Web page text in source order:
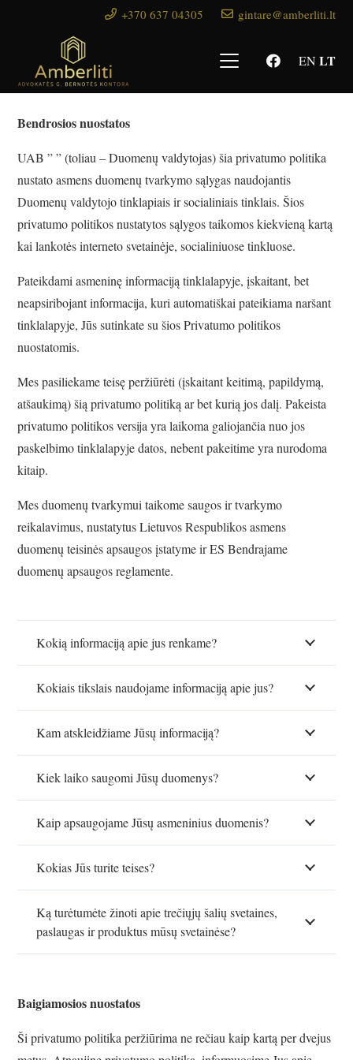
+370 637 04305 gintare@amberliti.lt
EN LT
Bendrosios nuostatos
UAB ” ” (toliau – Duomenų valdytojas) šia privatumo politika
nustato asmens duomenų tvarkymo sąlygas naudojantis
Duomenų valdytojo tinklapiais ir socialiniais tinklais. Šios
privatumo politikos nustatytos sąlygos taikomos kiekvieną kartą
kai lankotės interneto svetainėje, socialiniuose tinkluose.
Pateikdami asmeninę informaciją tinklalapyje, įskaitant, bet
neapsiribojant informacija, kuri automatiškai pateikiama naršant
tinklalapyje, Jūs sutinkate su šios Privatumo politikos
nuostatomis.
Mes pasiliekame teisę peržiūrėti (įskaitant keitimą, papildymą,
atšaukimą) šią privatumo politiką ar bet kurią jos dalį. Pakeista
privatumo politikos versija yra laikoma galiojančia nuo jos
paskelbimo tinklalapyje datos, nebent pakeitime yra nurodoma
kitaip.
Mes duomenų tvarkymui taikome saugos ir tvarkymo
reikalavimus, nustatytus Lietuvos Respublikos asmens
duomenų teisinės apsaugos įstatyme ir ES Bendrajame
duomenų apsaugos reglamente.
Kokią informaciją apie jus renkame?
Kokiais tikslais naudojame informaciją apie jus?
Kam atskleidžiame Jūsų informaciją?
Kiek laiko saugomi Jūsų duomenys?
Kaip apsaugojame Jūsų asmeninius duomenis?
Kokias Jūs turite teises?
Ką turėtumėte žinoti apie trečiųjų šalių svetaines,
paslaugas ir produktus mūsų svetainėse?
Baigiamosios nuostatos
Ši privatumo politika peržiūrima ne rečiau kaip kartą per dvejus